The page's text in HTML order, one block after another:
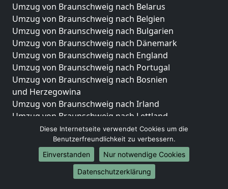
Umzug von Braunschweig nach Belarus
Umzug von Braunschweig nach Belgien
Umzug von Braunschweig nach Bulgarien
Umzug von Braunschweig nach Dänemark
Umzug von Braunschweig nach England
Umzug von Braunschweig nach Portugal
Umzug von Braunschweig nach Bosnien
und Herzegowina
Umzug von Braunschweig nach Irland
Umzug von Braunschweig nach Lettland
Umzug von Braunschweig nach Zypern
Umzug von Braunschweig nach Kroatien
Umzug von Braunschweig nach Estland
Umzug von Braunschweig nach Finnland
Umzug von Braunschweig nach Frankreich
Diese Internetseite verwendet Cookies um die
Benutzerfreundlichkeit zu verbessern.
Einverstanden
Nur notwendige Cookies
Datenschutzerklärung